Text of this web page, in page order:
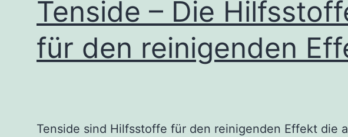
und
Desinfektionsprodukten
Tenside – Die
für den reinigenden
Tenside sind Hilfsstoffe für den reinigenden Effekt die